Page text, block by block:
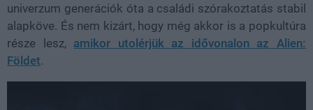
univerzum generációk óta a családi szórakoztatás stabil
alapköve. És nem kizárt, hogy még akkor is a popkultúra
része lesz, amikor utolérjük az idővonalon az Alien:
Földet.